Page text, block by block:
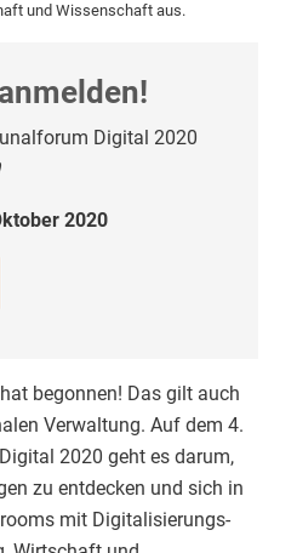
und Wissenschaft aus.
Digital 2020
2020
begonnen! Das gilt auch
Verwaltung. Auf dem 4.
2020 geht es darum,
zu entdecken und sich in
mit Digitalisierungs-